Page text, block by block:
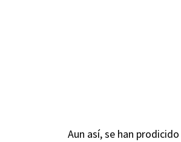
Aun así, se han